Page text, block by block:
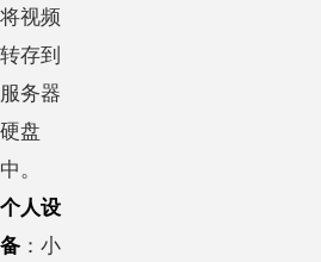
将视频
转存到
服务器
硬盘
中。
个人设
备 ：小